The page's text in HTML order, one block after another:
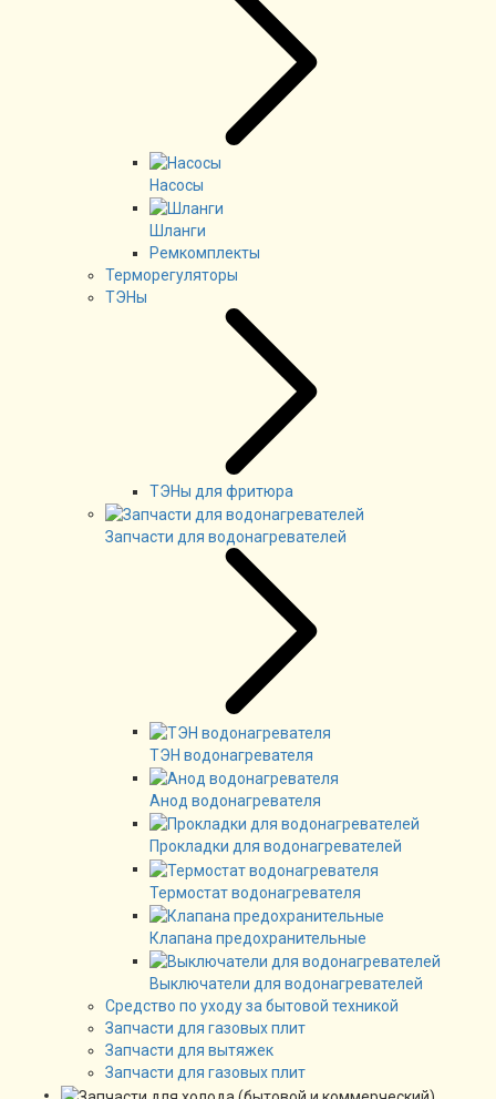
Насосы
Шланги
Ремкомплекты
Терморегуляторы
ТЭНы
ТЭНы для фритюра
Запчасти для водонагревателей
ТЭН водонагревателя
Анод водонагревателя
Прокладки для водонагревателей
Термостат водонагревателя
Клапана предохранительные
Выключатели для водонагревателей
Средство по уходу за бытовой техникой
Запчасти для газовых плит
Запчасти для вытяжек
Запчасти для газовых плит